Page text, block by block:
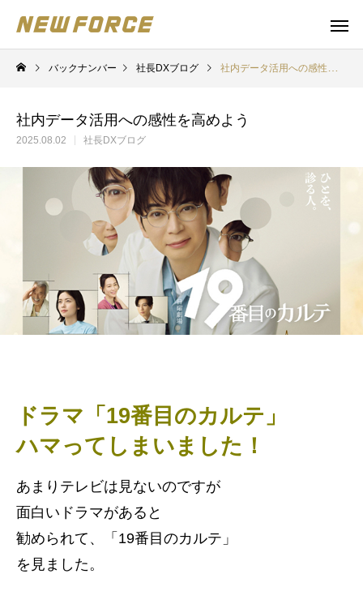
WEBコンテンツ Claude
バックナンバー 社長DXブログ 社内データ活用への感性を高めよう
社内データ活用への感性を高めよう
2025.08.02 社長DXブログ
ドラマ「 19番目のカルテ 」
ハマってしまいました！
あまりテレビは見ないのですが
面白いドラマがあると
勧められて、「19番目のカルテ」
を見ました。